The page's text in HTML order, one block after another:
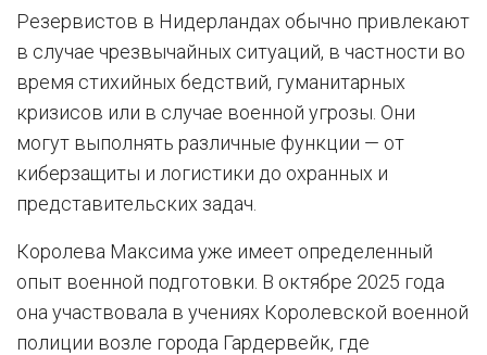
Резервистов в Нидерландах обычно привлекают
в случае чрезвычайных ситуаций, в частности во
время стихийных бедствий, гуманитарных
кризисов или в случае военной угрозы. Они
могут выполнять различные функции — от
киберзащиты и логистики до охранных и
представительских задач.
Королева Максима уже имеет определенный
опыт военной подготовки. В октябре 2025 года
она участвовала в учениях Королевской военной
полиции возле города Гардервейк, где